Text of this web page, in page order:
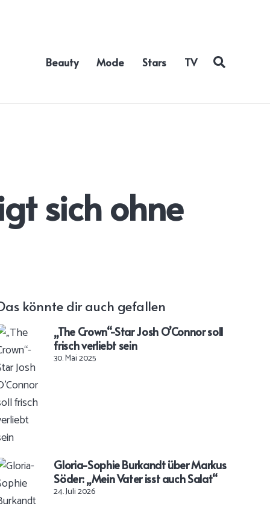
Beauty Mode Stars TV
sich ohne
könnte dir auch gefallen
„The Crown“-Star Josh O’Connor soll
frisch verliebt sein
30. Mai 2025
Gloria-Sophie Burkandt über Markus
Söder: „Mein Vater isst auch Salat“
24. Juli 2026